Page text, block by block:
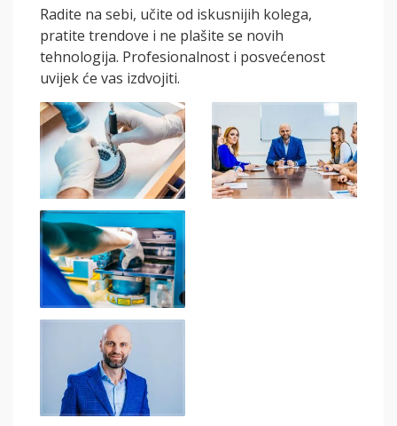
Radite na sebi, učite od iskusnijih kolega,
pratite trendove i ne plašite se novih
tehnologija. Profesionalnost i posvećenost
uvijek će vas izdvojiti.